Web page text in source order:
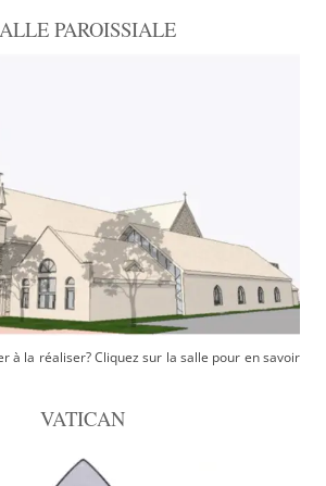
PAROISSIALE
à la réaliser? Cliquez sur la salle pour en savoir
VATICAN